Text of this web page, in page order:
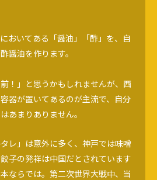
おいてある「醤油」「酢」を、自
醤油を作ります。
前！」と思うかもしれませんが、西
器が置いてあるのが主流で、自分
あまりありません。
レ」は意外に多く、神戸では味噌
子の発祥は中国だとされています
ならでは。第二次世界大戦中、当